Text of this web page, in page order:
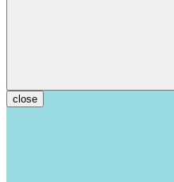
close